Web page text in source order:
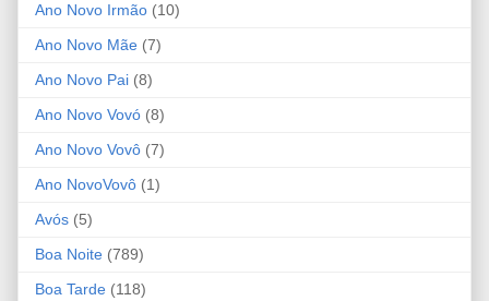
Ano Novo Irmão (10)
Ano Novo Mãe (7)
Ano Novo Pai (8)
Ano Novo Vovó (8)
Ano Novo Vovô (7)
Ano NovoVovô (1)
Avós (5)
Boa Noite (789)
Boa Tarde (118)